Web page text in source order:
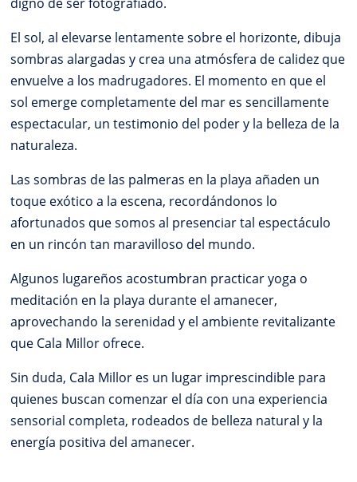
El sol, al elevarse lentamente sobre el horizonte, dibuja
sombras alargadas y crea una atmósfera de calidez que
envuelve a los madrugadores. El momento en que el
sol emerge completamente del mar es sencillamente
espectacular, un testimonio del poder y la belleza de la
naturaleza.
Las sombras de las palmeras en la playa añaden un
toque exótico a la escena, recordándonos lo
afortunados que somos al presenciar tal espectáculo
en un rincón tan maravilloso del mundo.
Algunos lugareños acostumbran practicar yoga o
meditación en la playa durante el amanecer,
aprovechando la serenidad y el ambiente revitalizante
que Cala Millor ofrece.
Sin duda, Cala Millor es un lugar imprescindible para
quienes buscan comenzar el día con una experiencia
sensorial completa, rodeados de belleza natural y la
energía positiva del amanecer.